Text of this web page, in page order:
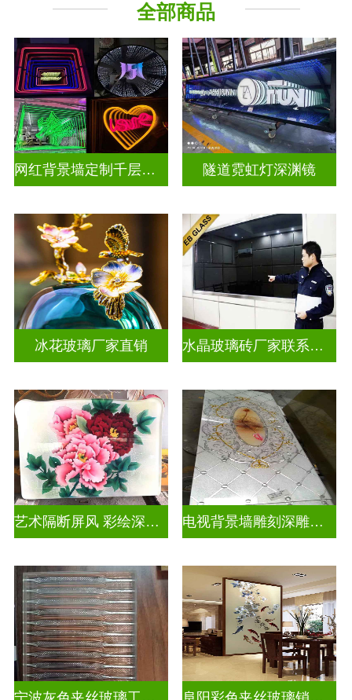
其它玻璃
全部商品
网红背景墙定制千层镜深渊镜 隧道霓虹灯深渊镜
冰花玻璃厂家直销 水晶玻璃砖厂家联系方式
艺术隔断屏风 彩绘深雕浮雕玻璃 电视背景墙雕刻深雕双面效果